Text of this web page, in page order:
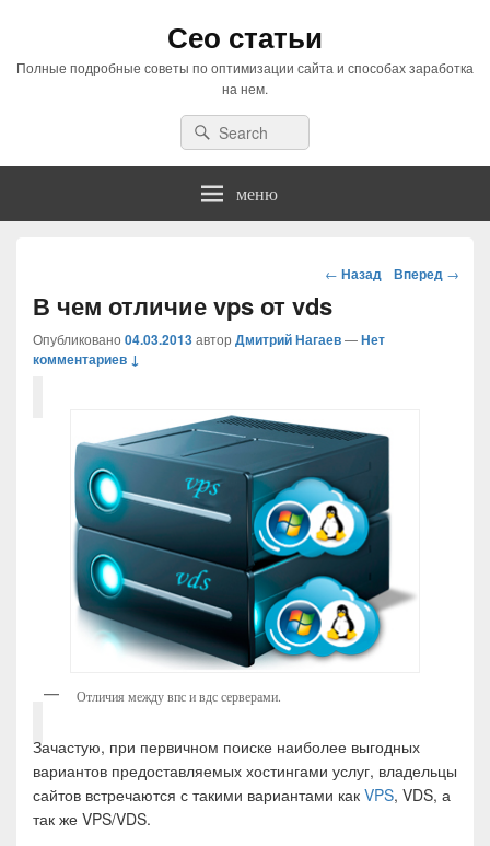
Сео статьи
Полные подробные советы по оптимизации сайта и способах заработка
на нем.
Search
for:
Search
меню
Навигация
статьям
← Назад Вперед →
В чем отличие vps от vds
Опубликовано 04.03.2013автор Дмитрий Нагаев—Нет
комментариев ↓
Отличия между впс и вдс серверами.
Зачастую, при первичном поиске наиболее выгодных
вариантов предоставляемых хостингами услуг, владельцы
сайтов встречаются с такими вариантами как VPS, VDS, а
так же VPS/VDS.